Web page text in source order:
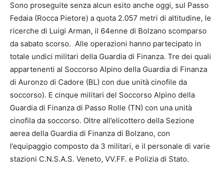
Sono proseguite senza alcun esito anche oggi, sul Passo
Fedaia (Rocca Pietore) a quota 2.057 metri di altitudine, le
ricerche di Luigi Arman, il 64enne di Bolzano scomparso
da sabato scorso. Alle operazioni hanno partecipato in
totale undici militari della Guardia di Finanza. Tre dei quali
appartenenti al Soccorso Alpino della Guardia di Finanza
di Auronzo di Cadore (BL) con due unità cinofile da
soccorso). E cinque militari del Soccorso Alpino della
Guardia di Finanza di Passo Rolle (TN) con una unità
cinofila da soccorso. Oltre all’elicottero della Sezione
aerea della Guardia di Finanza di Bolzano, con
l’equipaggio composto da 3 militari, e il personale di varie
stazioni C.N.S.A.S. Veneto, VV.FF. e Polizia di Stato.